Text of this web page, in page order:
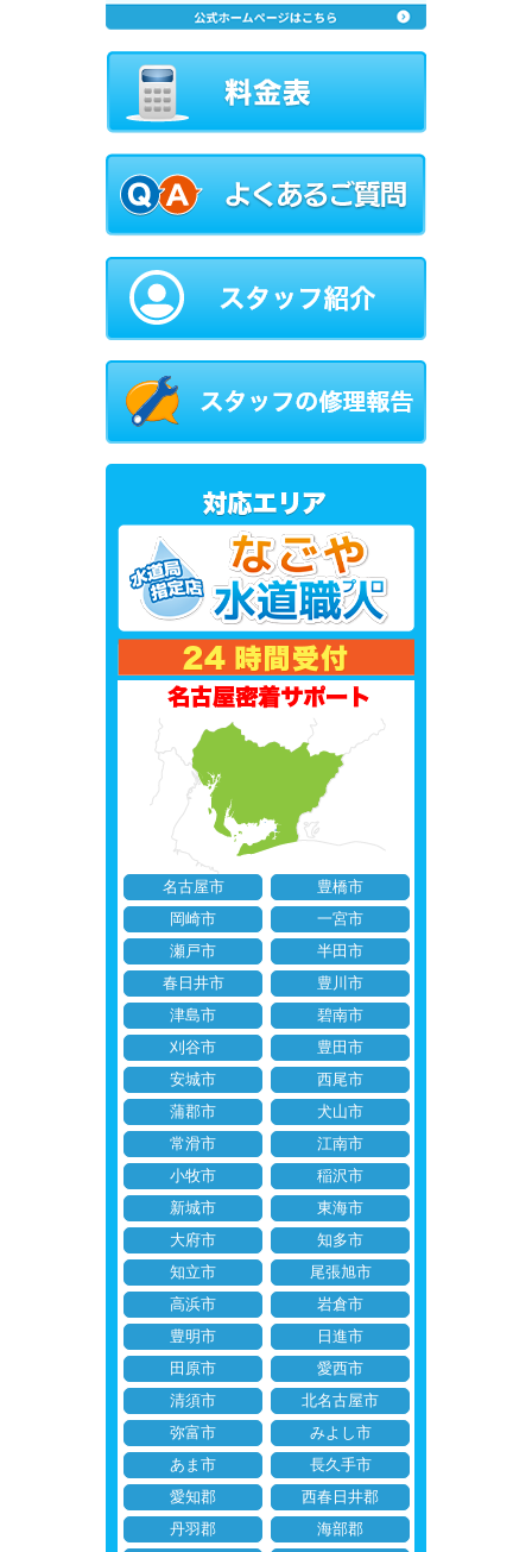
名古屋市
豊橋市
岡崎市
一宮市
瀬戸市
半田市
春日井市
豊川市
津島市
碧南市
刈谷市
豊田市
安城市
西尾市
蒲郡市
犬山市
常滑市
江南市
小牧市
稲沢市
新城市
東海市
大府市
知多市
知立市
尾張旭市
高浜市
岩倉市
豊明市
日進市
田原市
愛西市
清須市
北名古屋市
弥富市
みよし市
あま市
長久手市
愛知郡
西春日井郡
丹羽郡
海部郡